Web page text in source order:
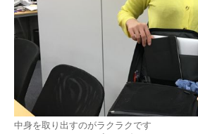
中身を取り出すのがラクラクです